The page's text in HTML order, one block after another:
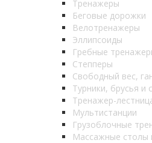
Тренажеры
Беговые дорожки
Велотренажеры
Эллипсоиды
Гребные
Степперы
Свободный вес,
Турники, брусья и
Тренажер-
Мультистанции
Грузоблочные
Массажные столы